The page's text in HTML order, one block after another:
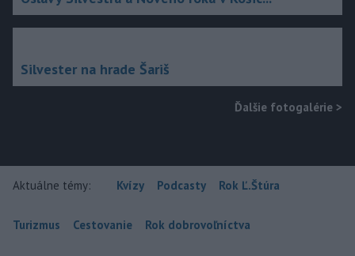
Silvester na hrade Šariš
Ďalšie fotogalérie >
Aktuálne témy: Kvízy Podcasty Rok Ľ.Štúra
Turizmus Cestovanie Rok dobrovoľníctva